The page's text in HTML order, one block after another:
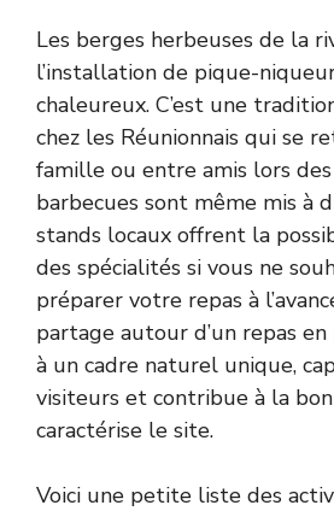
Les berges herbeuses de la
l’installation de pique-
chaleureux. C’est une
chez les Réunionnais qui se
famille ou entre amis lors des
barbecues sont même mis à
stands locaux offrent la
des spécialités si vous ne
préparer votre repas à
partage autour d’un repas en
à un cadre naturel unique,
visiteurs et contribue à la
caractérise le site.
Voici une petite liste des